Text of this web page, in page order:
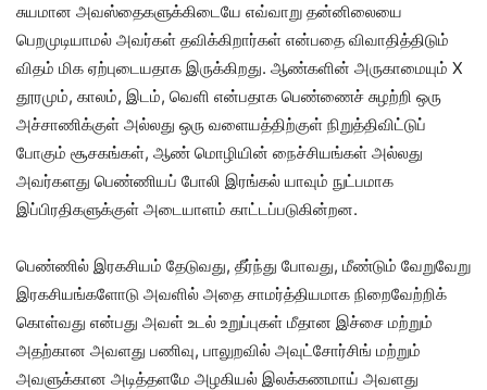
சுயமான அவஸ்தைகளுக்கிடையே எவ்வாறு தன்னிலையை
பெறமுடியாமல் அவர்கள் தவிக்கிறார்கள் என்பதை விவாதித்திடும்
விதம் மிக ஏற்புடையதாக இருக்கிறது. ஆண்களின் அருகாமையும் X
தூரமும், காலம், இடம், வெளி என்பதாக பெண்ணைச் சுழற்றி ஒரு
அச்சாணிக்குள் அல்லது ஒரு வளையத்திற்குள் நிறுத்திவிட்டுப்
போகும் சூசகங்கள், ஆண் மொழியின் நைச்சியங்கள் அல்லது
அவர்களது பெண்ணியப் போலி இரங்கல் யாவும் நுட்பமாக
இப்பிரதிகளுக்குள் அடையாளம் காட்டப்படுகின்றன.
பெண்ணில் இரகசியம் தேடுவது, தீர்ந்து போவது, மீண்டும் வேறுவேறு
இரகசியங்களோடு அவளில் அதை சாமர்த்தியமாக நிறைவேற்றிக்
கொள்வது என்பது அவள் உடல் உறுப்புகள் மீதான இச்சை மற்றும்
அதற்கான அவளது பணிவு, பாலுறவில் அவுட்சோர்சிங் மற்றும்
அவளுக்கான அடித்தளமே அழகியல் இலக்கணமாய் அவளது